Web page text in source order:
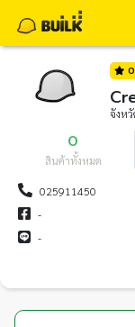
0
จังห
0
สินค้าทั้งหมด
025911450
-
-